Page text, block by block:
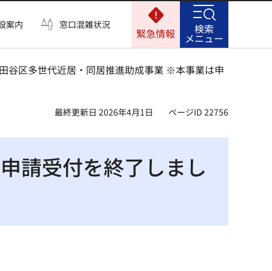
案内 窓口混雑状況
緊急情報 検索
メニュー
谷区多世代近居・同居推進助成事業 ※本事業は申
最終更新日 2026年4月1日 ページID 22756
請受付を終了しまし